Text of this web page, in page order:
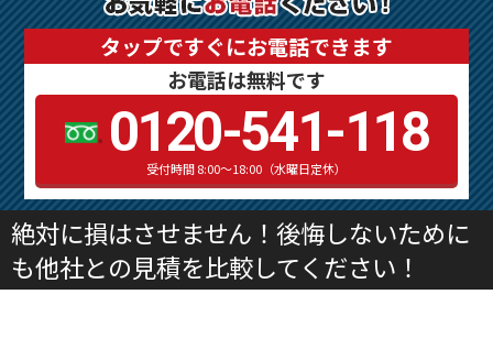
タップですぐにお電話できます
お電話は無料です
0120-541-118
受付時間 8:00～18:00（水曜日定休）
絶対に損はさせません！後悔しないために
も他社との見積を比較してください！